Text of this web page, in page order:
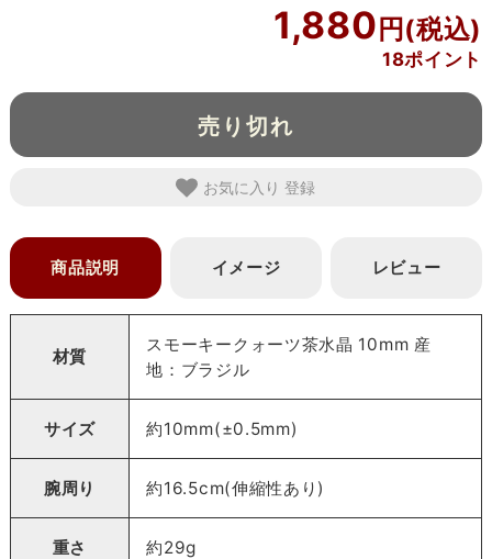
1,880
18ポイント
売り切れ
お気に入り
商品説明 イメージ レビュー
材質
スモーキークォーツ茶水晶 10mm 産
地：ブラジル
サイズ 約10mm(±0.5mm)
腕周り 約16.5cm(伸縮性あり)
重さ 約29g